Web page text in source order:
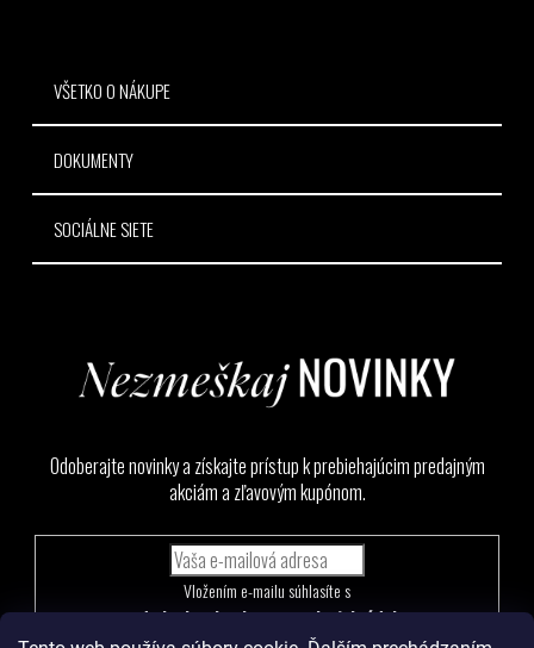
VŠETKO O NÁKUPE
DOKUMENTY
SOCIÁLNE SIETE
Odoberajte novinky a získajte prístup k prebiehajúcim predajným
akciám a zľavovým kupónom.
podmienkami ochrany osobných údajov